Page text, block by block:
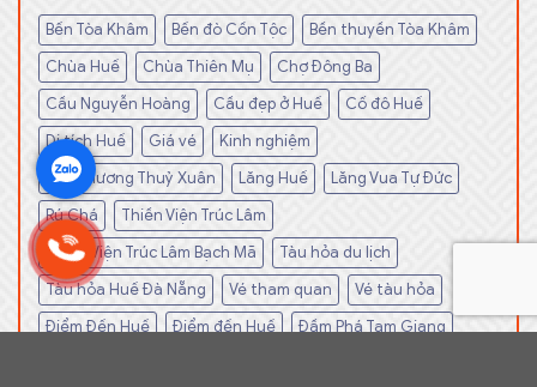
Bến Tòa Khâm Bến đò Cồn Tộc
Bền thuyền Tòa Khâm
Chùa Huế
Chùa Thiên Mụ
Chợ Đông Ba
Cầu Nguyễn Hoàng
Cầu đẹp ở Huế
Cố đô Huế
Di tích Huế
Giá vé
Kinh nghiệm
Làng Hương Thuỷ Xuân
Lăng Huế
Lăng Vua Tự Đức
Rú Chá
Thiền Viện Trúc Lâm
Thiền Viện Trúc Lâm Bạch Mã
Tàu hỏa du lịch
Tàu hỏa Huế Đà Nẵng
Vé tham quan
Vé tàu hỏa
Điểm Đến Huế
Điểm đến Huế
Đầm Phá Tam Giang